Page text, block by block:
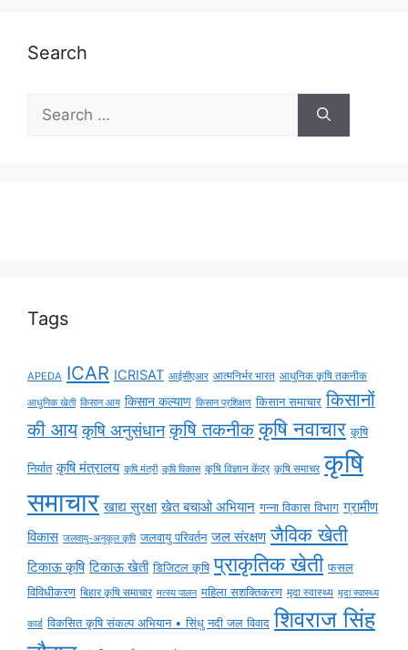
Search
Tags
APEDA ICAR ICRISAT आईसीएआर आत्मनिर्भर भारत आधुनिक कृषि तकनीक
आधुनिक खेती किसान आय किसान कल्याण किसान प्रशिक्षण किसान समाचार किसानों
की आय कृषि अनुसंधान कृषि तकनीक कृषि नवाचार कृषि
निर्यात कृषि मंत्रालय कृषि मंत्री कृषि विकास कृषि विज्ञान केंद्र कृषि समाचर कृषि
समाचार खाद्य सुरक्षा खेत बचाओ अभियान गन्ना विकास विभाग ग्रामीण
विकास जलवायु-अनुकूल कृषि जलवायु परिवर्तन जल संरक्षण जैविक खेती
टिकाऊ कृषि टिकाऊ खेती डिजिटल कृषि प्राकृतिक खेती फसल
विविधीकरण बिहार कृषि समाचार मत्स्य पालन महिला सशक्तिकरण मृदा स्वास्थ्य मृदा स्वास्थ्य
कार्ड विकसित कृषि संकल्प अभियान • सिंधु नदी जल विवाद शिवराज सिंह